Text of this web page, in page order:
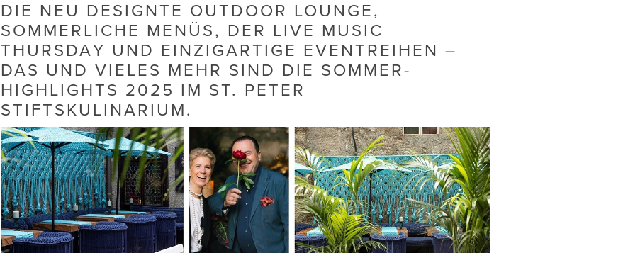
DIE NEU DESIGNTE OUTDOOR LOUNGE,
SOMMERLICHE MENÜS, DER LIVE MUSIC
THURSDAY UND EINZIGARTIGE EVENTREIHEN –
DAS UND VIELES MEHR SIND DIE SOMMER-
HIGHLIGHTS 2025 IM ST. PETER
STIFTSKULINARIUM.